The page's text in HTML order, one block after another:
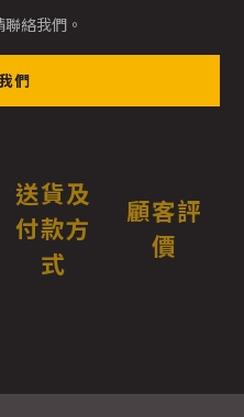
絡我們。
們
送貨及
付款方
式
顧客評
價